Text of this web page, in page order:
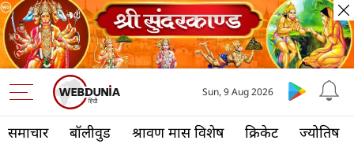
समाचार बॉलीवुड श्रावण मास विशेष क्रिकेट ज्योतिष
Sun, 9 Aug 2026